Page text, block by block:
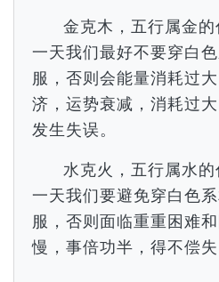
金克木，五行属金
一天我们最好不要穿白
服，否则会能量消耗过
济，运势衰减，消耗过
发生失误。
水克火，五行属水
一天我们要避免穿白色
服，否则面临重重困难
慢，事倍功半，得不偿失